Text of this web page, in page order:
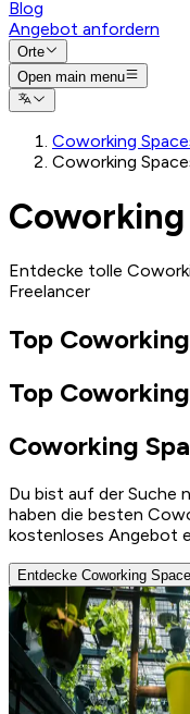
Blog
Angebot anfordern
Orte
Open main menu
Coworking
Coworking
Entdecke tolle
Freelancer
Top
Top
Coworking
Du bist auf der Suche
haben die besten
kostenloses Angebot
Entdecke Coworking